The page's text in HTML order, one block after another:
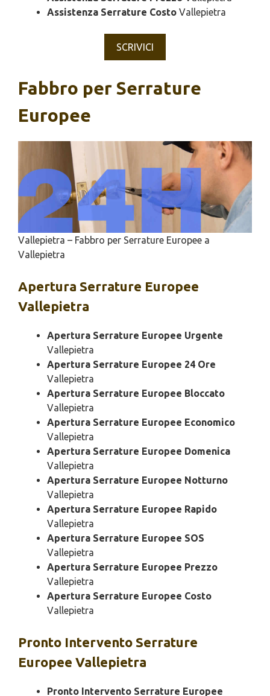
Assistenza Serrature Costo Vallepietra
SCRIVICI
Fabbro per Serrature
Europee
Vallepietra – Fabbro per Serrature Europee a
Vallepietra
Apertura Serrature Europee
Vallepietra
Apertura Serrature Europee Urgente
Vallepietra
Apertura Serrature Europee 24 Ore
Vallepietra
Apertura Serrature Europee Bloccato
Vallepietra
Apertura Serrature Europee Economico
Vallepietra
Apertura Serrature Europee Domenica
Vallepietra
Apertura Serrature Europee Notturno
Vallepietra
Apertura Serrature Europee Rapido
Vallepietra
Apertura Serrature Europee SOS
Vallepietra
Apertura Serrature Europee Prezzo
Vallepietra
Apertura Serrature Europee Costo
Vallepietra
Pronto Intervento Serrature
Europee Vallepietra
Pronto Intervento Serrature Europee